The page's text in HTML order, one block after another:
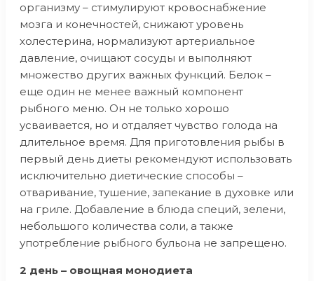
организму – стимулируют кровоснабжение
мозга и конечностей, снижают уровень
холестерина, нормализуют артериальное
давление, очищают сосуды и выполняют
множество других важных функций. Белок –
еще один не менее важный компонент
рыбного меню. Он не только хорошо
усваивается, но и отдаляет чувство голода на
длительное время. Для приготовления рыбы в
первый день диеты рекомендуют использовать
исключительно диетические способы –
отваривание, тушение, запекание в духовке или
на гриле. Добавление в блюда специй, зелени,
небольшого количества соли, а также
употребление рыбного бульона не запрещено.
2 день – овощная монодиета